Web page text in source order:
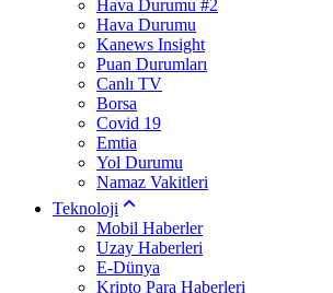
Hava Durumu #2
Hava Durumu
Kanews Insight
Puan Durumları
Canlı TV
Borsa
Covid 19
Emtia
Yol Durumu
Namaz Vakitleri
Teknoloji
Mobil Haberler
Uzay Haberleri
E-Dünya
Kripto Para Haberleri